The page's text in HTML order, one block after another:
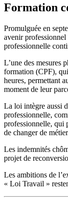
Formation
Promulguée en
avenir
professionnelle
L’une des mesures
formation (CPF),
heures, permettant
moment de leur
La loi intègre aussi
professionnelle,
professionnelle, qui
de changer de
Les indemnités
projet de
Les ambitions de
« Loi Travail »